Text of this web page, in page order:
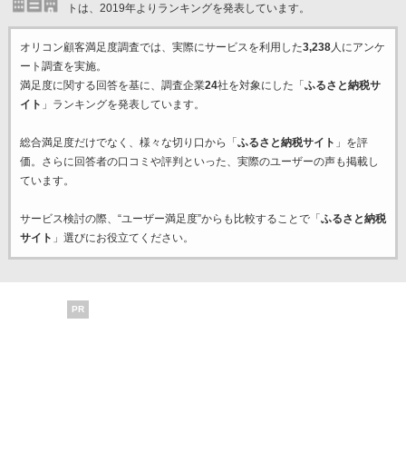
トは、2019年よりランキングを発表しています。
オリコン顧客満足度調査では、実際にサービスを利用した3,238人にアンケ
ート調査を実施。
満足度に関する回答を基に、調査企業24社を対象にした「 ふるさと納税サ
イト 」ランキングを発表しています。
総合満足度だけでなく、様々な切り口から「 ふるさと納税サイト 」を評
価。さらに回答者の口コミや評判といった、実際のユーザーの声も掲載し
ています。
サービス検討の際、“ユーザー満足度”からも比較することで「 ふるさと納税
サイト 」選びにお役立てください。
PR